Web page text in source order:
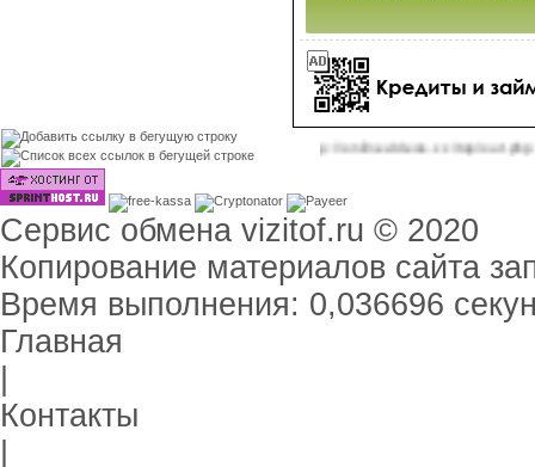
tops/out.php(39) | http://onlinevideos.cc/top/out.php(39)|
Сервис обмена vizitof.ru © 2020
Копирование материалов сайта
Время выполнения: 0,036696
Главная
Контакты